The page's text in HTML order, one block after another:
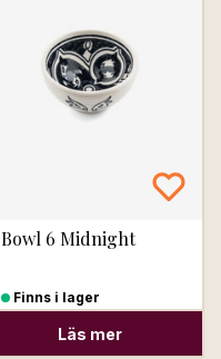
Bowl 6 Midnight
Finns i lager
Läs mer